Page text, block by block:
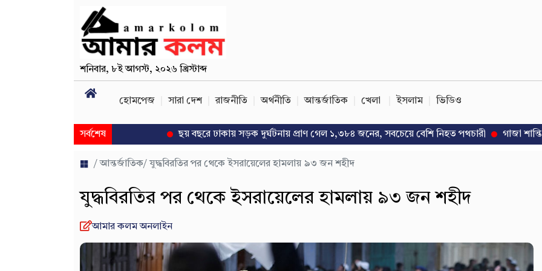
শনিবার, ৮ই আগস্ট, ২০২৬ খ্রিস্টাব্দ
হোমপেজ সারা দেশ রাজনীতি অর্থনীতি আন্তর্জাতিক খেলা ইসলাম ভিডিও
সর্বশেষ ছয় বছরে ঢাকায় সড়ক দুর্ঘটনায় প্রাণ গেল ১,৩৮৪ জনের, সবচেয়ে বেশি নিহত পথচারী গাজা শান্তি উদ্যোগে
/আন্তর্জাতিক/ যুদ্ধবিরতির পর থেকে ইসরায়েলের হামলায় ৯৩ জন শহীদ
যুদ্ধবিরতির পর থেকে ইসরায়েলের হামলায় ৯৩ জন শহীদ
আমার কলম অনলাইন